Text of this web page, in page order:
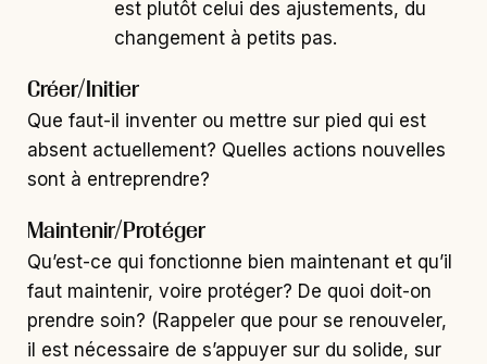
est plutôt celui des ajustements, du
changement à petits pas.
Créer/Initier
Que faut-il inventer ou mettre sur pied qui est
absent actuellement? Quelles actions nouvelles
sont à entreprendre?
Maintenir/Protéger
Qu’est-ce qui fonctionne bien maintenant et qu’il
faut maintenir, voire protéger? De quoi doit-on
prendre soin? (Rappeler que pour se renouveler,
il est nécessaire de s’appuyer sur du solide, sur